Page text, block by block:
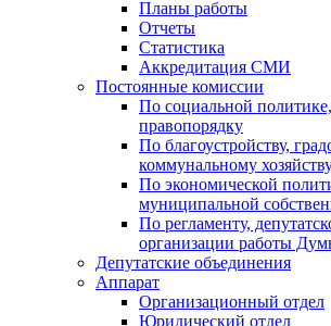
Планы работы
Отчеты
Статистика
Аккредитация СМИ
Постоянные комиссии
По социальной
правопорядку
По благоустройству,
коммунальному
По экономической
муниципальной
По регламенту,
организации работы
Депутатские объединения
Аппарат
Организационный отдел
Юридический отдел